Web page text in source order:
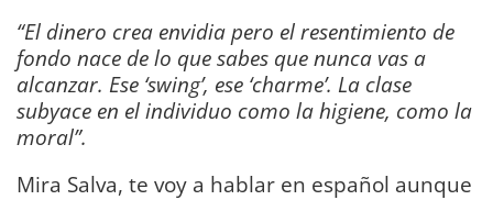
“El dinero crea envidia pero el resentimiento de
fondo nace de lo que sabes que nunca vas a
alcanzar. Ese ‘swing’, ese ‘charme’. La clase
subyace en el individuo como la higiene, como la
moral”.
Mira Salva, te voy a hablar en español aunque